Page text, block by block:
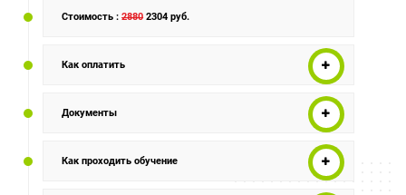
Стоимость:28802304 руб.
Как оплатить
Документы
Как проходить обучение